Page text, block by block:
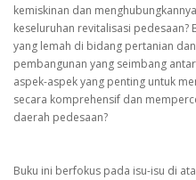
kemiskinan dan
keseluruhan revitalisasi
yang lemah di bidang pertanian
pembangunan yang seimbang
aspek-aspek yang penting untuk
secara komprehensif dan
daerah pedesaan?
Buku ini berfokus pada isu-isu di